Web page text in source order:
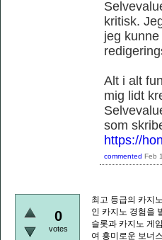
kritisk.
jeg
Alt i alt
mig lidt
som
https://
commented Feb
0
votes
최고 등급의 카지
인 카지노 경험을
슬롯과 카지노 게
여 흥미로운 보너